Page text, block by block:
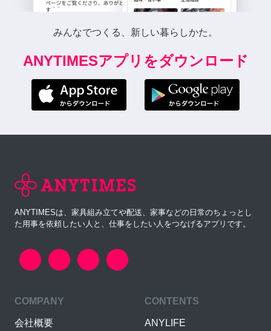
みんなでつくる、新しい暮らしかた。
ANYTIMESアプリをダウンロード
ANYTIMESは、家具組み立てや配送、家事などの日常のちょっとし
た用事を依頼したい人と、仕事をしたい人をつなげるアプリです。
COMPANY
会社概要
CONTENTS
ANYLIFE